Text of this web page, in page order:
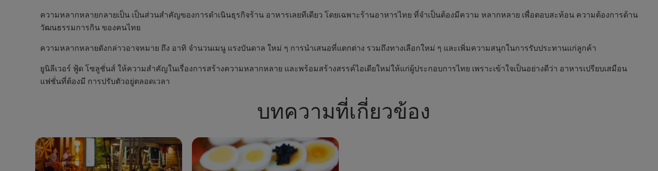
ความหลากหลายกลายเป็น เป็นส่วนสำคัญของการดำเนินธุรกิจร้าน อาหารเลยทีเดียว โดยเฉพาะร้านอาหารไทย ที่จำเป็นต้องมีความ หลากหลาย เพื่อตอบสะท้อน ความต้องการด้าน
วัฒนธรรมการกิน ของคนไทย
ความหลากหลายดังกล่าวอาจหมาย ถึง อาทิ จำนวนเมนู แรงบันดาล ใหม่ ๆ การนำเสนอที่แตกต่าง รวมถึงทางเลือกใหม่ ๆ และเพิ่มความสนุกในการรับประทานแก่ลูกค้า
ยูนิลีเวอร์ ฟู้ด โซลูชั่นส์ ให้ความสำคัญในเรื่องการสร้างความหลากหลาย และพร้อมสร้างสรรค์ไอเดียใหม่ให้แก่ผู้ประกอบการไทย เพราะเข้าใจเป็นอย่างดีว่า อาหารเปรียบเสมือน
แฟชั่นที่ต้องมี การปรับตัวอยู่ตลอดเวลา
บทความที่เกี่ยวข้อง